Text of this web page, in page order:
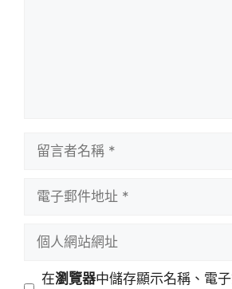
在瀏覽器中儲存顯示名稱、電